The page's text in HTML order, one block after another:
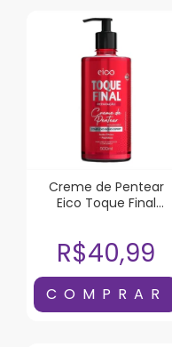
Creme de Pentear
Eico Toque Final
R$40,99